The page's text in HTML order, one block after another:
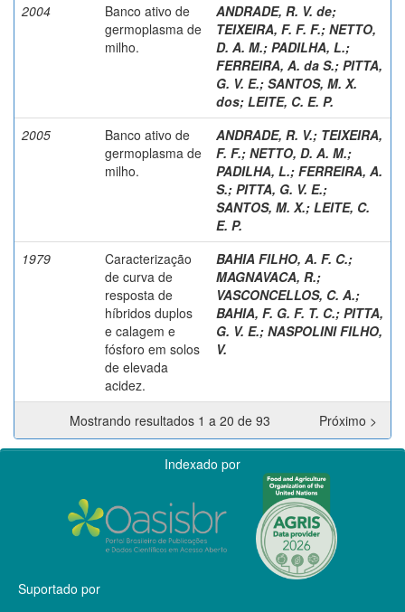
2004
Banco ativo de
germoplasma de
milho.
ANDRADE, R. V. de;
TEIXEIRA, F. F. F.; NETTO,
D. A. M.; PADILHA, L.;
FERREIRA, A. da S.; PITTA,
G. V. E.; SANTOS, M. X.
dos; LEITE, C. E. P.
2005
Banco ativo de
germoplasma de
milho.
ANDRADE, R. V.; TEIXEIRA,
F. F.; NETTO, D. A. M.;
PADILHA, L.; FERREIRA, A.
S.; PITTA, G. V. E.;
SANTOS, M. X.; LEITE, C.
E. P.
1979
Caracterização
de curva de
resposta de
híbridos duplos
e calagem e
fósforo em solos
de elevada
acidez.
BAHIA FILHO, A. F. C.;
MAGNAVACA, R.;
VASCONCELLOS, C. A.;
BAHIA, F. G. F. T. C.; PITTA,
G. V. E.; NASPOLINI FILHO,
V.
Mostrando resultados 1 a 20 de 93 Próximo >
Indexado por
Suportado por